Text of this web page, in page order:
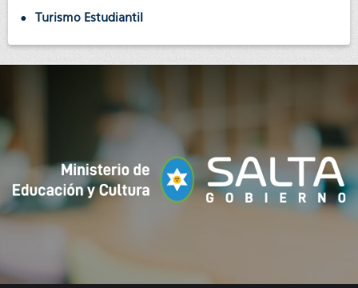
Turismo Estudiantil